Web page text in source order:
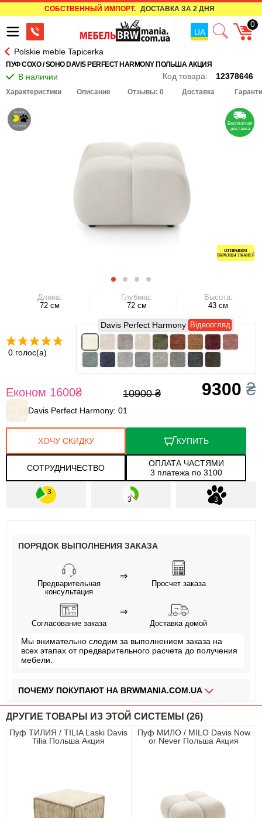
СОБСТВЕННЫЙ ИМПОРТ. ДОСТАВКА ЗА 2 ДНЯ
UA
0
Polskie meble Tapicerka
ПУФ СОХО / SOHO DAVIS PERFECT HARMONY ПОЛЬША АКЦИЯ
Код товара: 12378646
Характеристики Описание Отзывы: 0 Доставка
Длина:
72 см
Глубина:
72 см
Высота:
43 см
0 голос(а)
Davis Perfect Harmony Відеоогляд
10900₴ 9300 ₴
Економ 1600₴
КУПИТЬ
СОТРУДНИЧЕСТВО
ХОЧУ СКИДКУ
ОПЛАТА ЧАСТЯМИ
3 платежа по 3100
ПОРЯДОК ВЫПОЛНЕНИЯ ЗАКАЗА
Предварительная
консультация
⇒
Просчет заказа
Согласование заказа
⇒
Доставка домой
Мы внимательно следим за выполнением заказа на
всех этапах от предварительного расчета до получения
мебели.
ПОЧЕМУ ПОКУПАЮТ НА BRWMANIA.COM.UA
ДОСТАВКА ЗА 2 ДНЯ
ПЛАТИ АВАНС, А ОСТАЛЬНОЕ ПРИ ПОЛУЧЕНИИ
99,9% ДОВОЛЬНЫХ КЛИЕНТОВ
ДРУГИЕ ТОВАРЫ ИЗ ЭТОЙ СИСТЕМЫ (26)
Пуф ТИЛИЯ / TILIA Laski Davis
Tilia Польша Акция
Пуф МИЛО / MILO Davis Now
or Never Польша Акция